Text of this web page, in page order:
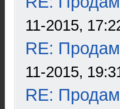
11-2015,
RE:
11-2015,
RE: